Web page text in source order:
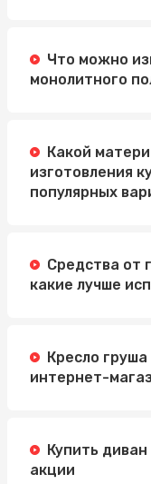
Что можно
монолитного
Какой
изготовления
популярных
Средства от
какие лучше
Кресло груша
интернет-
Купить
акции